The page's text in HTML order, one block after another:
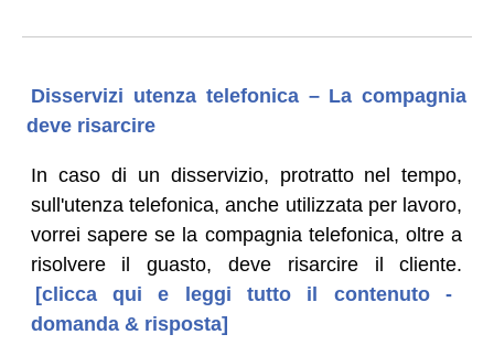
Disservizi utenza telefonica – La compagnia
deve risarcire
In caso di un disservizio, protratto nel tempo,
sull'utenza telefonica, anche utilizzata per lavoro,
vorrei sapere se la compagnia telefonica, oltre a
risolvere il guasto, deve risarcire il cliente.
[clicca qui e leggi tutto il contenuto -
domanda & risposta]